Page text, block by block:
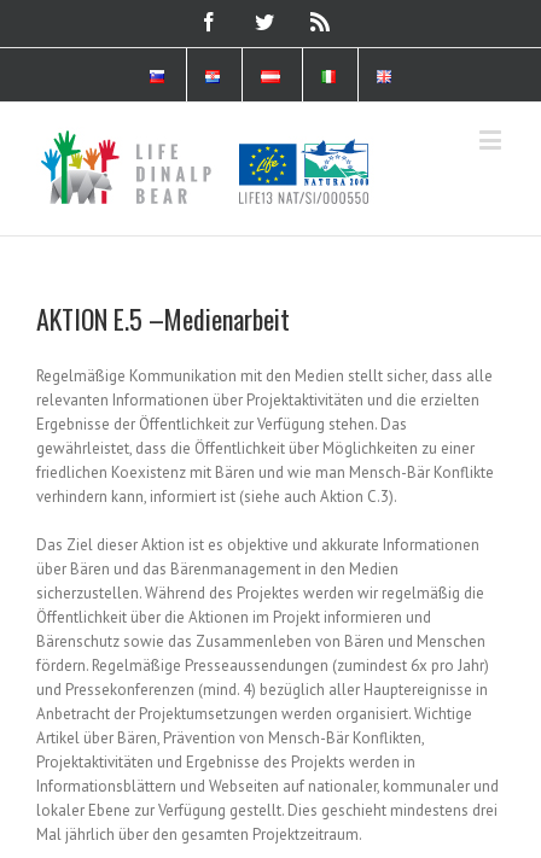
AKTION E.5 –Medienarbeit
Regelmäßige Kommunikation mit den Medien stellt sicher, dass alle
relevanten Informationen über Projektaktivitäten und die erzielten
Ergebnisse der Öffentlichkeit zur Verfügung stehen. Das
gewährleistet, dass die Öffentlichkeit über Möglichkeiten zu einer
friedlichen Koexistenz mit Bären und wie man Mensch-Bär Konflikte
verhindern kann, informiert ist (siehe auch Aktion C.3).
Das Ziel dieser Aktion ist es objektive und akkurate Informationen
über Bären und das Bärenmanagement in den Medien
sicherzustellen. Während des Projektes werden wir regelmäßig die
Öffentlichkeit über die Aktionen im Projekt informieren und
Bärenschutz sowie das Zusammenleben von Bären und Menschen
fördern. Regelmäßige Presseaussendungen (zumindest 6x pro Jahr)
und Pressekonferenzen (mind. 4) bezüglich aller Hauptereignisse in
Anbetracht der Projektumsetzungen werden organisiert. Wichtige
Artikel über Bären, Prävention von Mensch-Bär Konflikten,
Projektaktivitäten und Ergebnisse des Projekts werden in
Informationsblättern und Webseiten auf nationaler, kommunaler und
lokaler Ebene zur Verfügung gestellt. Dies geschieht mindestens drei
Mal jährlich über den gesamten Projektzeitraum.